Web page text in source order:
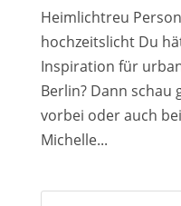
Heimlichtreu
hochzeitslicht Du
Inspiration für
Berlin? Dann schau
vorbei oder auch
Michelle...